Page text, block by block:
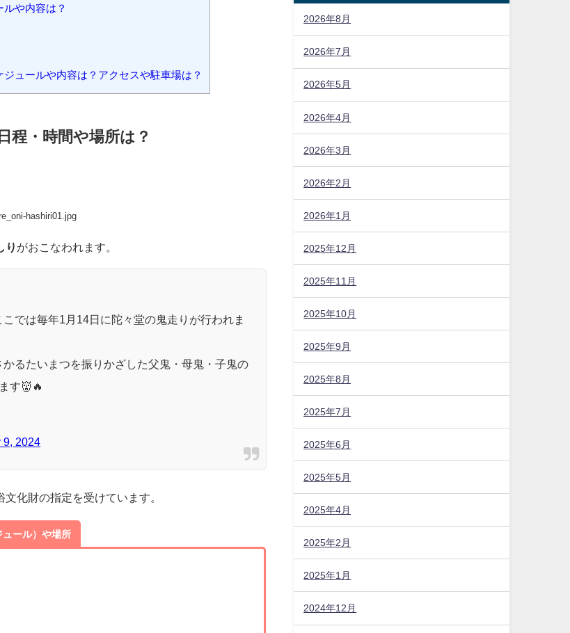
程・時間や場所は？
hashiri01.jpg
り がおこなわれます。
では毎年1月14日に陀々堂の鬼走りが行われま
るたいまつを振りかざした父鬼・母鬼・子鬼の
9, 2024
化財の指定を受けています。
ール）や場所
2026年8月
2026年7月
2026年5月
2026年4月
2026年3月
2026年2月
2026年1月
2025年12月
2025年11月
2025年10月
2025年9月
2025年8月
2025年7月
2025年6月
2025年5月
2025年4月
2025年2月
2025年1月
2024年12月